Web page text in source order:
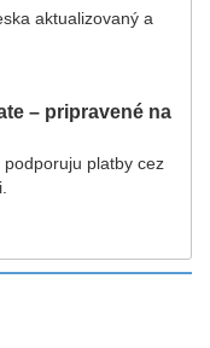
aktualizovaný a
– pripravené na
platby cez